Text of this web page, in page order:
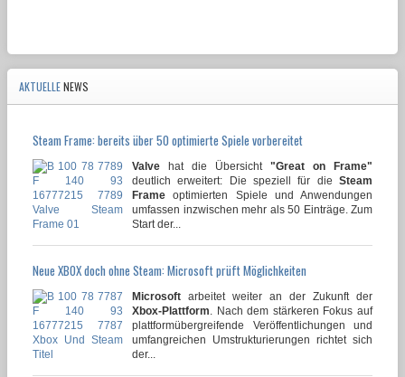
AKTUELLENEWS
Steam Frame: bereits über 50 optimierte Spiele vorbereitet
Valve hat die Übersicht "Great on Frame"
deutlich erweitert: Die speziell für die Steam
Frame optimierten Spiele und Anwendungen
umfassen inzwischen mehr als 50 Einträge. Zum
Start der...
Neue XBOX doch ohne Steam: Microsoft prüft Möglichkeiten
Microsoft arbeitet weiter an der Zukunft der
Xbox-Plattform . Nach dem stärkeren Fokus auf
plattformübergreifende Veröffentlichungen und
umfangreichen Umstrukturierungen richtet sich
der...